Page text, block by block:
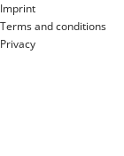
Imprint
Terms and conditions
Privacy